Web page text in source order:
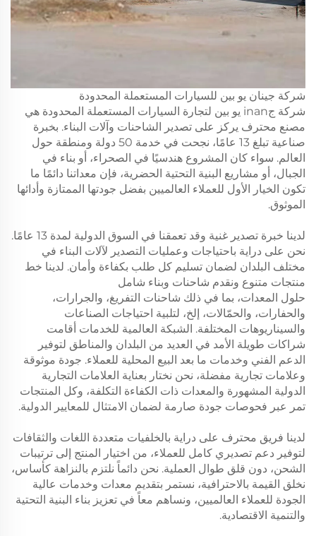
شركة جينان يو بين للسيارات المستعملة المحدودة
شركة جinan يو بين لتجارة السيارات المستعملة المحدودة هي
مصنع محترف يركز على تصدير الشاحنات وآلات البناء. بخبرة
صناعية تبلغ 13 عامًا، نجحت في خدمة 50 دولة ومنطقة حول
العالم. سواء كان المشروع هندسيًا في الصحراء، أو بناء في
الجبال، أو مشاريع البنية التحتية الحضرية، فإن معداتنا دائمًا ما
تكون الخيار الأول للعملاء العالميين بفضل جودتها الممتازة وأدائها
الموثوق.
لدينا خبرة تصدير غنية وقد تعمقنا في السوق الدولية لمدة 13 عامًا.
نحن على دراية باحتياجات وعمليات التصدير لآلات البناء في
مختلف البلدان لضمان تسليم كل طلب بكفاءة وأمان. لدينا خط
منتجات متنوع ونقدم شاحنات وبناء شامل
حلول المعدات، بما في ذلك شاحنات التفريغ، والجرارات،
والحفارات، والحمّالات، إلخ، لتلبية احتياجات الصناعات
والسيناريوهات المختلفة. الشبكة العالمية للخدمات أقامت
شراكات طويلة الأمد في العديد من البلدان والمناطق لتوفير
الدعم الفني وخدمات ما بعد البيع المحلية للعملاء. جودة موثوقة
وعلامات تجارية مفضلة، نحن نختار بعناية العلامات التجارية
الدولية المشهورة والمعدات ذات الكفاءة التكلفة، وكل المنتجات
تمر عبر فحوصات جودة صارمة لضمان الامتثال للمعايير الدولية.
لدينا فريق محترف على دراية بالخلفيات متعددة اللغات والثقافات
لتوفير دعم تصديري كامل للعملاء، من اختيار المنتج إلى ترتيبات
الشحن، دون قلق طوال العملية. نحن دائماً نلتزم بالنزاهة كأساس،
نخلق القيمة بالاحترافية، نستمر بتقديم معدات وخدمات عالية
الجودة للعملاء العالميين، ونساهم معاً في تعزيز بناء البنية التحتية
والتنمية الاقتصادية.